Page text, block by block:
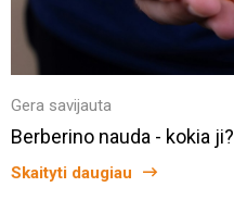
Gera savijauta
Berberino nauda - kokia ji?
Skaityti daugiau